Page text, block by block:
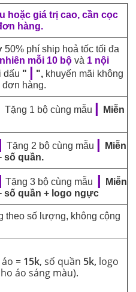
hoặc giá trị cao, cần cọc
hàng.
50% phí ship hoả tốc tối đa
mỗi 10 bộ và 1 nội
dấu " | ", khuyến mãi không
đơn hàng.
Tặng 1 bộ cùng mẫu |
Miễn
Tặng 2 bộ cùng mẫu |
Miễn
số quần.
Tặng 3 bộ cùng mẫu |
Miễn
số quần + logo ngực
theo số lượng, không cộng
= 15k, số quần 5k, logo
áo sáng màu).